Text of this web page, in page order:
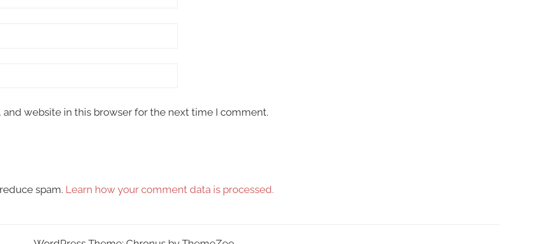
and website in this browser for the next time I comment.
spam. Learn how your comment data is processed.